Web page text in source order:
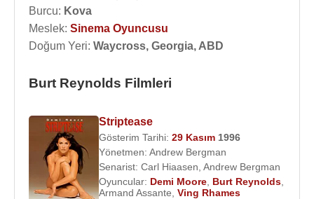
Burcu: Kova
Meslek: Sinema Oyuncusu
Doğum Yeri: Waycross, Georgia, ABD
Burt Reynolds Filmleri
Striptease
Gösterim Tarihi: 29 Kasım 1996
Yönetmen: Andrew Bergman
Senarist: Carl Hiaasen Andrew Bergman
Oyuncular: Demi Moore Burt Reynolds
Armand Assante Ving Rhames